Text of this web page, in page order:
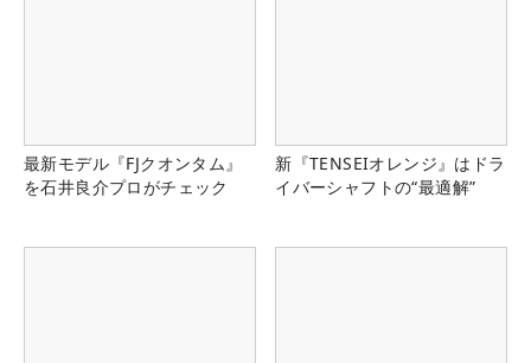
最新モデル『FJクオンタム』
を石井良介プロがチェック
新『TENSEIオレンジ』はドラ
イバーシャフトの“最適解”